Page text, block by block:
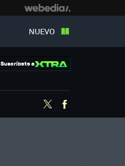
NUEVO
Suscríbete a
Twitter